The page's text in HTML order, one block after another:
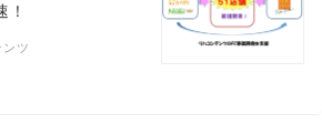
！
ンツ